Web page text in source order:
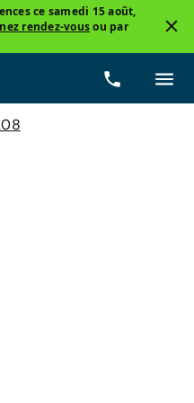
ce samedi 15 août,
rendez-vousou par